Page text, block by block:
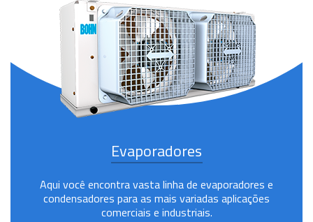
Evaporadores
Aqui você encontra vasta linha de evaporadores e
condensadores para as mais variadas aplicações
comerciais e industriais.